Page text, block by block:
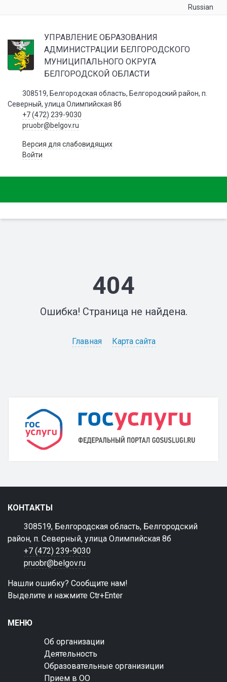
Russian
УПРАВЛЕНИЕ ОБРАЗОВАНИЯ
АДМИНИСТРАЦИИ БЕЛГОРОДСКОГО
МУНИЦИПАЛЬНОГО ОКРУГА
БЕЛГОРОДСКОЙ ОБЛАСТИ
308519, Белгородская область, Белгородский район, п.
Северный, улица Олимпийская 8б
+7 (472) 239-9030
pruobr@belgov.ru
Версия для слабовидящих
Войти
404
Ошибка! Страница не найдена.
Главная Карта сайта
КОНТАКТЫ
308519, Белгородская область, Белгородский
район, п. Северный, улица Олимпийская 8б
+7 (472) 239-9030
pruobr@belgov.ru
Нашли ошибку? Сообщите нам!
Выделите и нажмите Ctr+Enter
МЕНЮ
Об организации
Деятельность
Образовательные организиции
Прием в ОО